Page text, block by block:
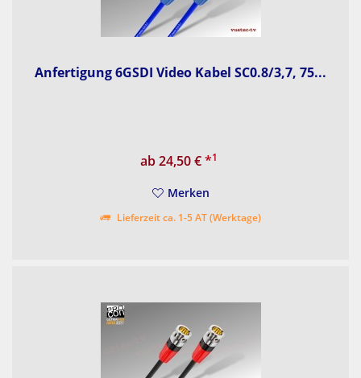
Anfertigung 6GSDI Video Kabel SC0.8/3,7, 75...
ab 24,50 €*1
Merken
Lieferzeit ca. 1-5 AT (Werktage)